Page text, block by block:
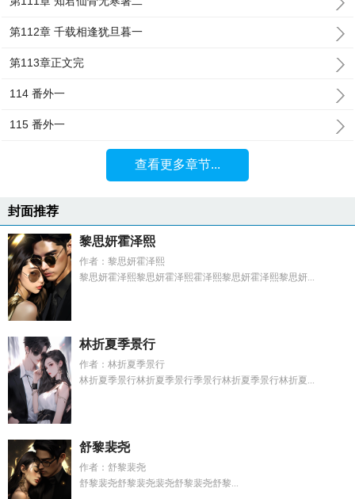
第112章 千载相逢犹旦暮一
第113章正文完
114 番外一
115 番外一
查看更多章节...
封面推荐
黎思妍霍泽熙
作者：黎思妍霍泽熙
黎思妍霍泽熙黎思妍霍泽熙霍泽熙黎思妍霍泽熙黎思妍...
林折夏季景行
作者：林折夏季景行
林折夏季景行林折夏季景行季景行林折夏季景行林折夏...
舒黎裴尧
作者：舒黎裴尧
舒黎裴尧舒黎裴尧裴尧舒黎裴尧舒黎...